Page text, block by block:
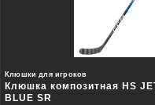
Клюшки для игроков
Клюшка композитная HS
BLUE SR